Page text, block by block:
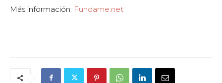
Más información: Fundame.net